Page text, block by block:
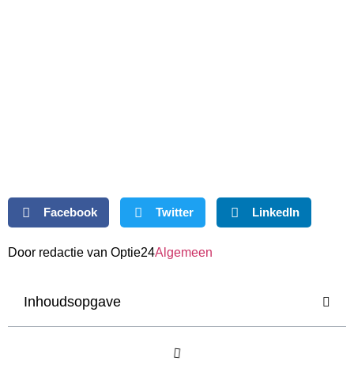
Facebook Twitter LinkedIn
Door redactie van Optie24Algemeen
Inhoudsopgave